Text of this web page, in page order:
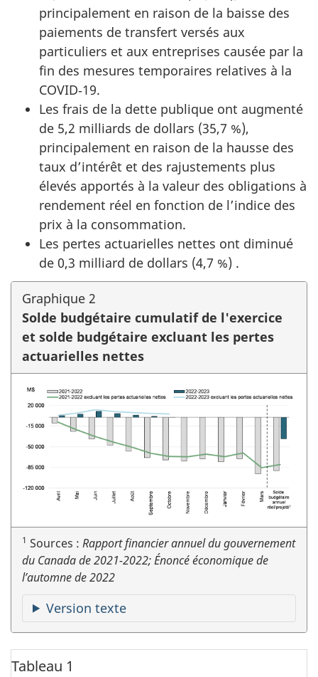
principalement en raison de la baisse des
paiements de transfert versés aux
particuliers et aux entreprises causée par la
fin des mesures temporaires relatives à la
COVID‑19.
Les frais de la dette publique ont augmenté
de 5,2 milliards de dollars (35,7 %),
principalement en raison de la hausse des
taux d’intérêt et des rajustements plus
élevés apportés à la valeur des obligations à
rendement réel en fonction de l’indice des
prix à la consommation.
Les pertes actuarielles nettes ont diminué
de 0,3 milliard de dollars (4,7 %) .
Graphique 2
Solde budgétaire cumulatif de l'exercice
et solde budgétaire excluant les pertes
actuarielles nettes
1 Sources : Rapport financier annuel du gouvernement
du Canada de 2021-2022; Énoncé économique de
l’automne de 2022
Version texte
Tableau 1